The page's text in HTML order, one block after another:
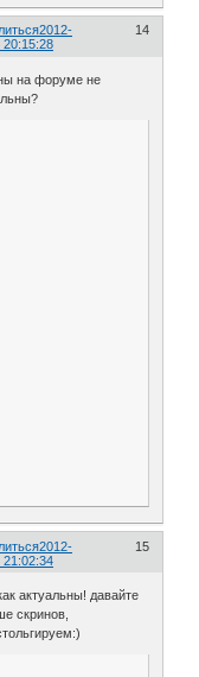
14
2012-
20:15:28
на форуме не
15
2012-
21:02:34
актуальны! давайте
скринов,